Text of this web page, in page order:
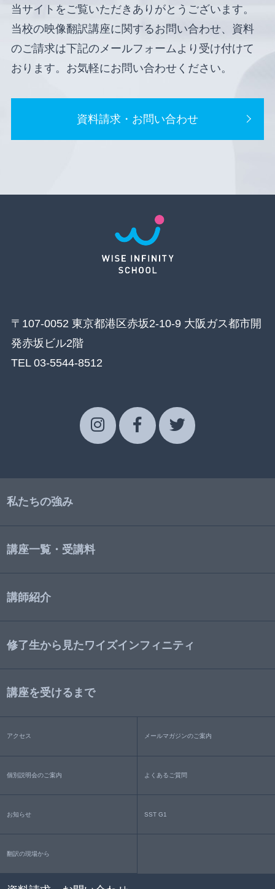
当サイトをご覧いただきありがとうございます。
当校の映像翻訳講座に関するお問い合わせ、資料
のご請求は下記のメールフォームより受け付けて
おります。お気軽にお問い合わせください。
資料請求・お問い合わせ
〒107-0052 東京都港区赤坂2-10-9 大阪ガス都市開
発赤坂ビル2階
TEL 03-5544-8512
私たちの強み
講座一覧・受講料
講師紹介
修了生から見たワイズインフィニティ
講座を受けるまで
アクセス メールマガジンのご案内
個別説明会のご案内 よくあるご質問
お知らせ SST G1
翻訳の現場から